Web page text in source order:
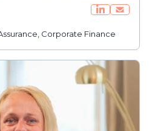
Corporate Finance